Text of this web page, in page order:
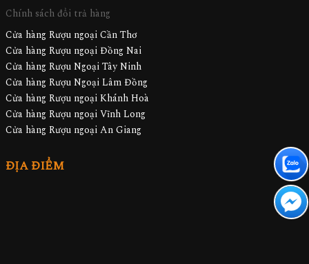
Chính sách đổi trả hàng
Cửa hàng Rượu ngoại Cần Thơ
Cửa hàng Rượu ngoại Đồng Nai
Cửa hàng Rượu Ngoại Tây Ninh
Cửa hàng Rượu Ngoại Lâm Đồng
Cửa hàng Rượu ngoại Khánh Hoà
Cửa hàng Rượu ngoại Vĩnh Long
Cửa hàng Rượu ngoại An Giang
ĐỊA ĐIỂM